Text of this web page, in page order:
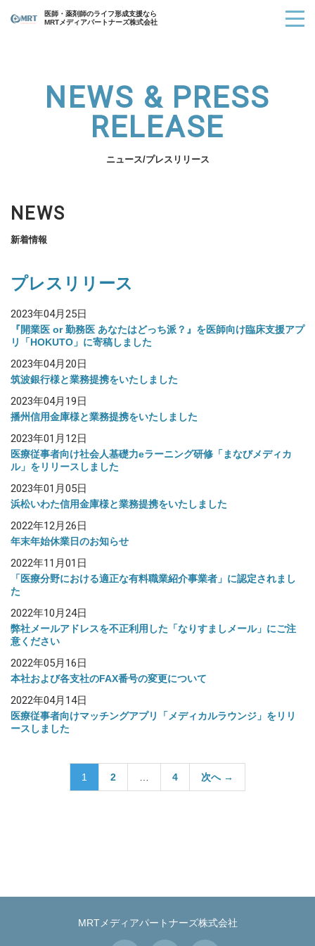
医師・薬剤師のライフ形成支援なら
MRTメディアパートナーズ株式会社
NEWS & PRESS
RELEASE
ニュース/プレスリリース
NEWS
新着情報
プレスリリース
2023年04月25日
『開業医 or 勤務医 あなたはどっち派？』を医師向け臨床支援アプ
リ「HOKUTO」に寄稿しました
2023年04月20日
筑波銀行様と業務提携をいたしました
2023年04月19日
播州信用金庫様と業務提携をいたしました
2023年01月12日
医療従事者向け社会人基礎力eラーニング研修「まなびメディカ
ル」をリリースしました
2023年01月05日
浜松いわた信用金庫様と業務提携をいたしました
2022年12月26日
年末年始休業日のお知らせ
2022年11月01日
「医療分野における適正な有料職業紹介事業者」に認定されまし
た
2022年10月24日
弊社メールアドレスを不正利用した「なりすましメール」にご注
意ください
2022年05月16日
本社および各支社のFAX番号の変更について
2022年04月14日
医療従事者向けマッチングアプリ「メディカルラウンジ」をリリ
ースしました
送
1 2 4 次へ →
MRTメディアパートナーズ株式会社